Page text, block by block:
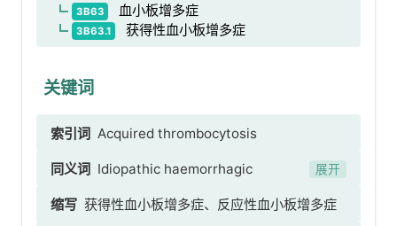
3B63 血小板增多症
3B63.1 获得性血小板增多症
关键词
索引词 Acquired thrombocytosis
同义词 Idiopathic haemorrhagic
thrombocythaemia、Essential
thrombocythaemia、primary haemorrhagic
展开
缩写 获得性血小板增多症、反应性血小板增多症